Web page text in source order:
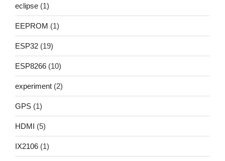
eclipse (1)
EEPROM (1)
ESP32 (19)
ESP8266 (10)
experiment (2)
GPS (1)
HDMI (5)
IX2106 (1)